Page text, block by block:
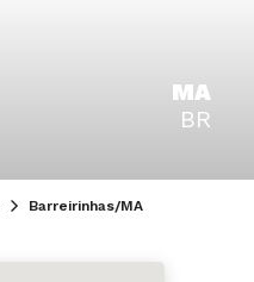
MA
BR
Barreirinhas/MA